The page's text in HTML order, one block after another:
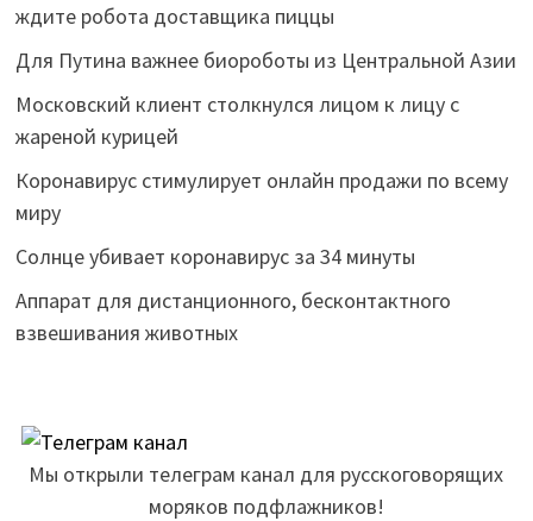
ждите робота доставщика пиццы
Для Путина важнее биороботы из Центральной Азии
Московский клиент столкнулся лицом к лицу с
жареной курицей
Коронавирус стимулирует онлайн продажи по всему
миру
Солнце убивает коронавирус за 34 минуты
Аппарат для дистанционного, бесконтактного
взвешивания животных
Мы открыли телеграм канал для русскоговорящих
моряков подфлажников!